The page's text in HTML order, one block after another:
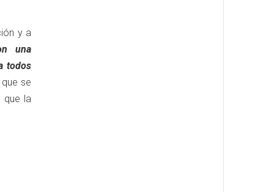
y a
una
todos
se
que la